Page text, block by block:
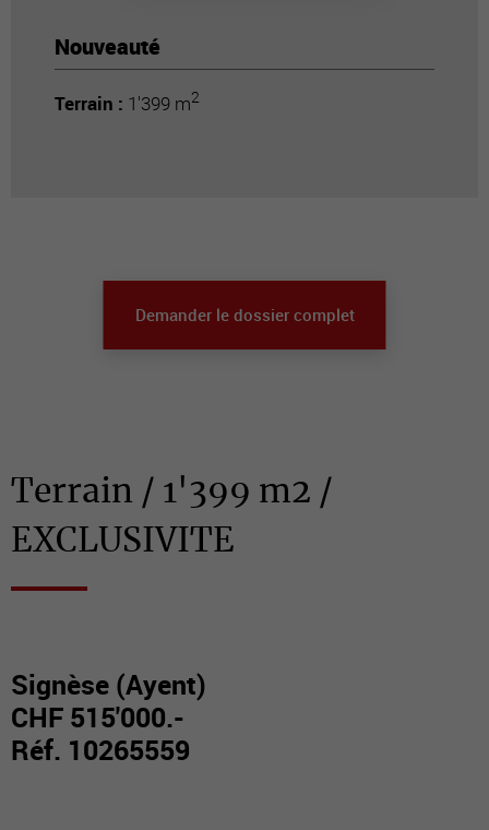
Nouveauté
Terrain : 1'399 m2
Terrain / 1'399 m2 /
EXCLUSIVITE
Signèse (Ayent)
CHF 515'000.-
Réf. 10265559
Demander le dossier complet